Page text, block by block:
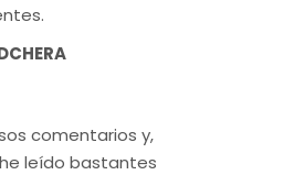
comentarios y,
leído bastantes